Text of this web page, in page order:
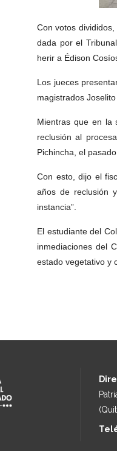
Con votos
dada por el
herir a Édison
Los jueces
magistrados
Mientras que en la
reclusión al
Pichincha, el
Con esto, dijo el
años de reclusión
instancia”.
El estudiante del
inmediaciones del
estado vegetativo y